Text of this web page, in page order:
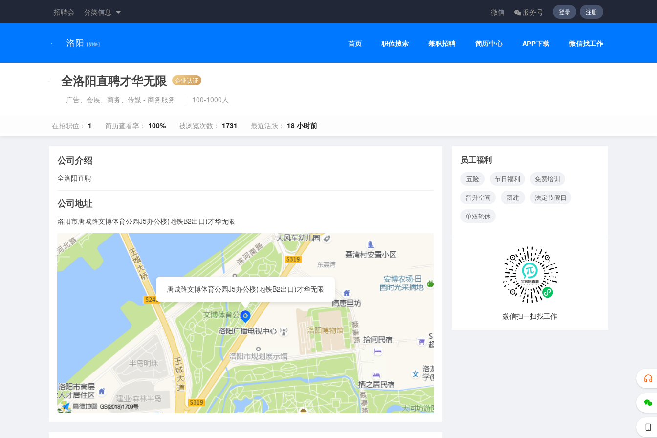
招聘会 分类信息 微信 服务号 登录 注册
洛阳 [切换] 首页 职位搜索 兼职招聘 简历中心 APP下载 微信找工作
全洛阳直聘才华无限 企业认证
广告、会展、商务、传媒 - 商务服务 100-1000人
在招职位： 1 简历查看率： 100% 被浏览次数： 1731 最近活跃： 18 小时前
公司介绍
全洛阳直聘
公司地址
洛阳市唐城路文博体育公园J5办公楼(地铁B2出口)才华无限
唐城路文博体育公园J5办公楼(地铁B2出口)才华无限
员工福利
五险 节日福利
免费培训
晋升空间
团建
法定节假日
单双轮休
微信扫一扫找工作